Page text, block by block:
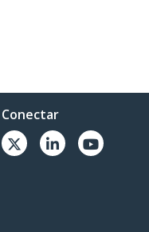
Conectar